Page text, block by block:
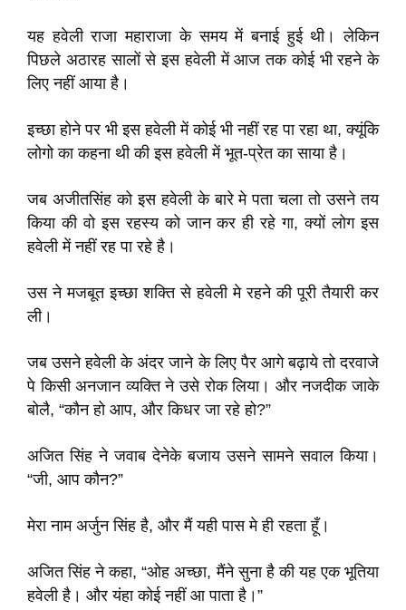
यह हवेली राजा महाराजा के समय में बनाई हुई थी। लेकिन
पिछले अठारह सालों से इस हवेली में आज तक कोई भी रहने के
लिए नहीं आया है।
इच्छा होने पर भी इस हवेली में कोई भी नहीं रह पा रहा था, क्यूंकि
लोगो का कहना थी की इस हवेली में भूत-प्रेत का साया है।
जब अजीतसिंह को इस हवेली के बारे मे पता चला तो उसने तय
किया की वो इस रहस्य को जान कर ही रहे गा, क्यों लोग इस
हवेली में नहीं रह पा रहे है।
उस ने मजबूत इच्छा शक्ति से हवेली मे रहने की पूरी तैयारी कर
ली।
जब उसने हवेली के अंदर जाने के लिए पैर आगे बढ़ाये तो दरवाजे
पे किसी अनजान व्यक्ति ने उसे रोक लिया। और नजदीक जाके
बोलै, “कौन हो आप, और किधर जा रहे हो?”
अजित सिंह ने जवाब देनेके बजाय उसने सामने सवाल किया।
“जी, आप कौन?”
मेरा नाम अर्जुन सिंह है, और मैं यही पास मे ही रहता हूँ।
अजित सिंह ने कहा, “ओह अच्छा, मैंने सुना है की यह एक भूतिया
हवेली है। और यंहा कोई नहीं आ पाता है।”